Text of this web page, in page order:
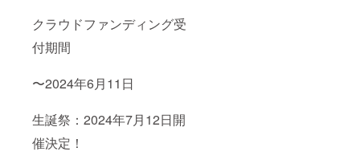
クラウドファンディング受
付期間
〜2024年6月11日
生誕祭：2024年7月12日開
催決定！